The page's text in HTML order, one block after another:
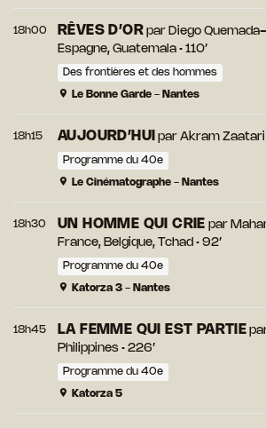
18h00 RÊVES D’OR par Diego
Espagne, Guatemala • 110’
Des frontières et des hommes
Le Bonne Garde - Nantes
18h15 AUJOURD’HUI parAkram Zaatari
Programme du 40e
Le Cinématographe - Nantes
18h30 UN HOMME QUI CRIE par
France, Belgique, Tchad • 92’
Programme du 40e
Katorza 3 - Nantes
18h45 LA FEMME QUI EST PARTIE
Philippines • 226’
Programme du 40e
Katorza 5